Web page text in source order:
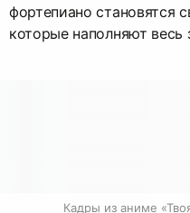
фортепиано становятся
которые наполняют весь
Кадры из аниме